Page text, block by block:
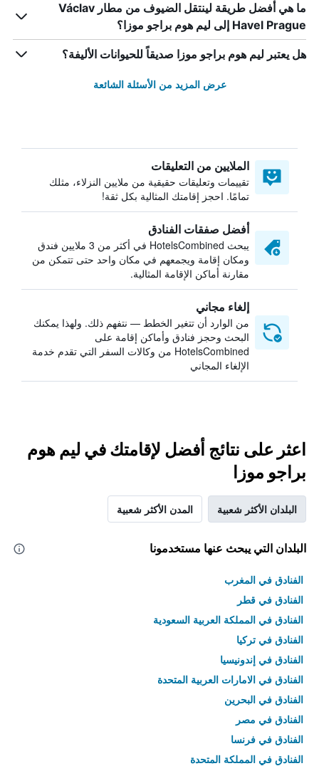
ما هي أفضل طريقة لينتقل الضيوف من مطار Václav
Havel Prague إلى ليم هوم براجو موزا؟
هل يعتبر ليم هوم براجو موزا صديقاً للحيوانات الأليفة؟
عرض المزيد من الأسئلة الشائعة
الملايين من التعليقات
تقييمات وتعليقات حقيقية من ملايين النزلاء، مثلك
تمامًا. احجز إقامتك المثالية بكل ثقة!
أفضل صفقات الفنادق
يبحث HotelsCombined في أكثر من 3 ملايين فندق
ومكان إقامة ويجمعهم في مكان واحد حتى تتمكن من
مقارنة أماكن الإقامة المثالية.
إلغاء مجاني
من الوارد أن تتغير الخطط — نتفهم ذلك. ولهذا يمكنك
البحث وحجز فنادق وأماكن إقامة على
HotelsCombined من وكالات السفر التي تقدم خدمة
الإلغاء المجاني
اعثر على نتائج أفضل لإقامتك في ليم هوم
براجو موزا
البلدان الأكثر شعبية المدن الأكثر شعبية
البلدان التي يبحث عنها مستخدمونا
الفنادق في المغرب
الفنادق في قطر
الفنادق في المملكة العربية السعودية
الفنادق في تركيا
الفنادق في إندونيسيا
الفنادق في الامارات العربية المتحدة
الفنادق في البحرين
الفنادق في مصر
الفنادق في فرنسا
الفنادق في المملكة المتحدة